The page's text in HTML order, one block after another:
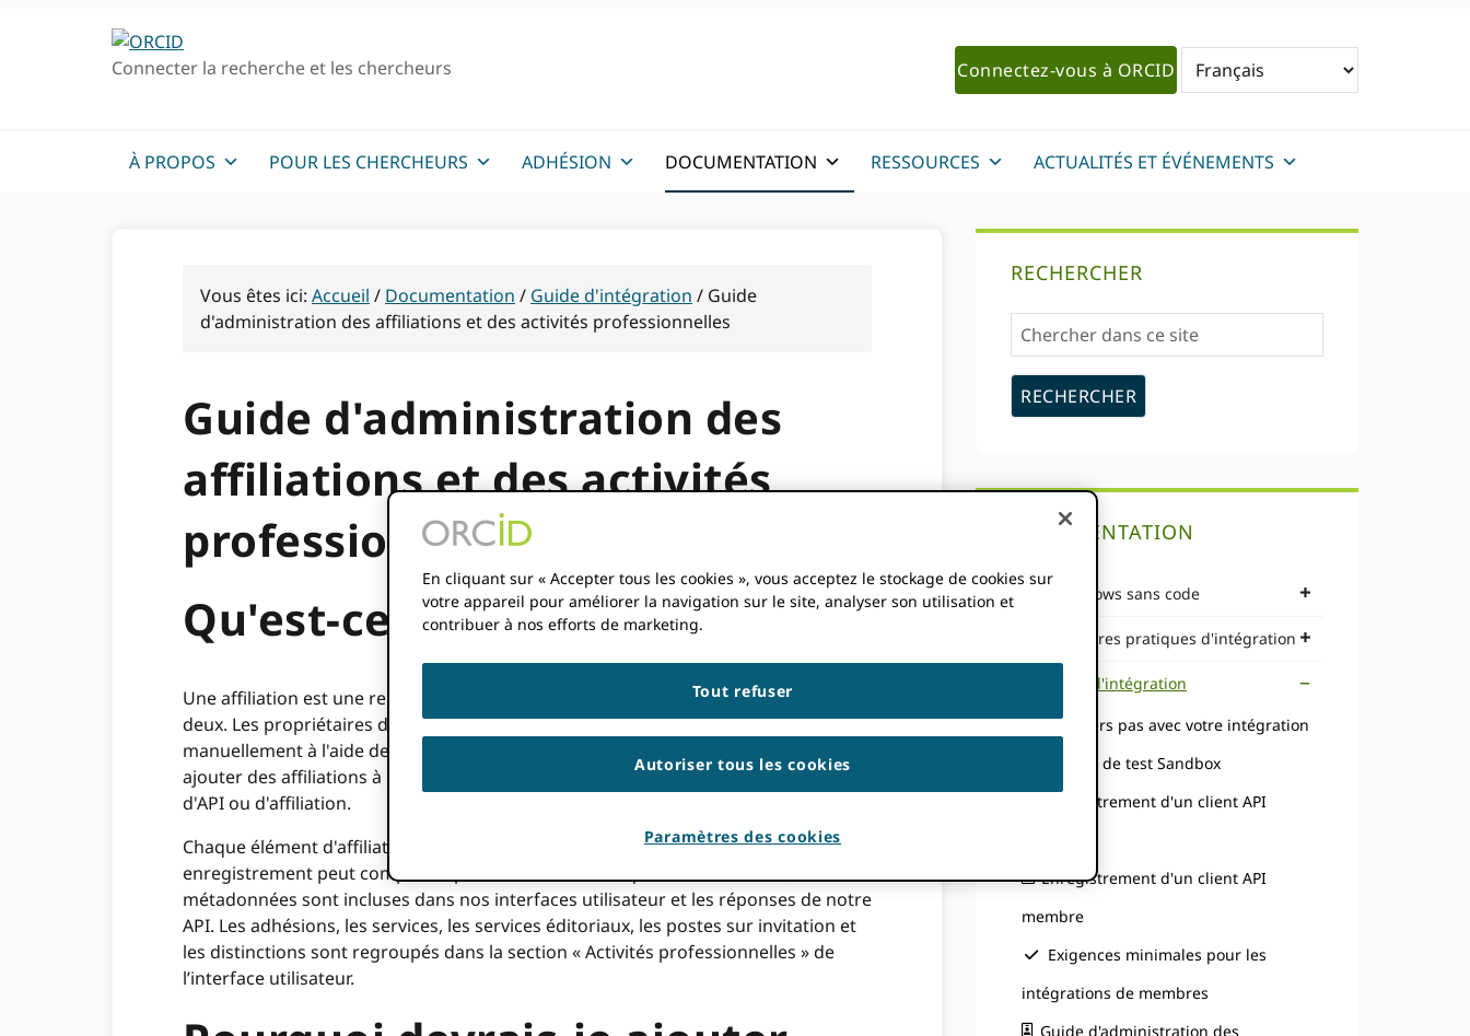
Connecter la recherche et les chercheurs Connectez-vous à ORCID
À PROPOS POUR LES CHERCHEURS ADHÉSION DOCUMENTATION RESSOURCES ACTUALITÉS ET ÉVÉNEMENTS
Vous êtes ici: Accueil / Documentation / Guide d'intégration / Guide
d'administration des affiliations et des activités professionnelles
Guide d'administration des
affiliations et des activités
professionnelles
Qu'est-ce qu'une affiliation ?
Une affiliation est une relation entre une personne et une organisation, liant les
deux. Les propriétaires d'enregistrements peuvent ajouter des affiliations
manuellement à l'aide de notre interface utilisateur et ORCID les membres peuvent
ajouter des affiliations à ORCID enregistrements à l'aide du ORCID Gestionnaire
d'API ou d'affiliation.
Chaque élément d'affiliation décrit une affiliation unique et complète. Un ORCID Un
enregistrement peut comporter plusieurs affiliations qui se chevauchent, et les
métadonnées sont incluses dans nos interfaces utilisateur et les réponses de notre
API. Les adhésions, les services, les services éditoriaux, les postes sur invitation et
les distinctions sont regroupés dans la section « Activités professionnelles » de
l’interface utilisateur.
primaire
RECHERCHER
Chercher
dans
ce
site
DOCUMENTATION
Workflows sans code
Meilleures pratiques d'intégration
Guide d'intégration
Premiers pas avec votre intégration
Serveur de test Sandbox
Enregistrement d'un client API
Enregistrement d'un client API
membre
Exigences minimales pour les
intégrations de membres
Guide d'administration des
En cliquant sur « Accepter tous les cookies », vous acceptez le stockage de cookies sur
votre appareil pour améliorer la navigation sur le site, analyser son utilisation et
contribuer à nos efforts de marketing.
Tout refuser
Autoriser tous les cookies
Paramètres des cookies